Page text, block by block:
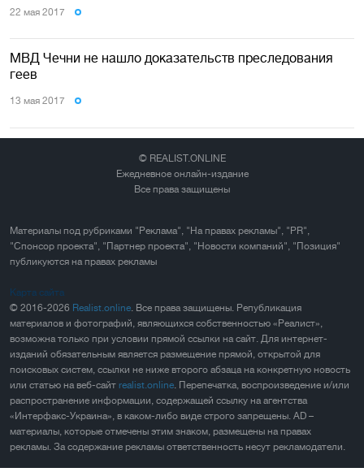
22 мая 2017
МВД Чечни не нашло доказательств преследования
геев
13 мая 2017
© REALIST.ONLINE
Ежедневное онлайн-издание
Все права защищены
Материалы под рубриками "Реклама", "На правах рекламы", "PR",
"Спонсор проекта", "Партнер проекта", "Новости компаний", "Позиция"
публикуются на правах рекламы
Карта сайта
© 2016-2026 Realist.online . Все права защищены. Републикация
материалов и фотографий, являющихся собственностью «Реалист»,
возможна только при условии прямой ссылки на сайт. Для интернет-
изданий обязательным является размещение прямой, открытой для
поисковых систем, ссылки не ниже второго абзаца на конкретную новость
или статью на веб-сайт realist.online . Перепечатка, воспроизведение и/или
распространение информации, содержащей ссылку на агентства
«Интерфакс-Украина», в каком-либо виде строго запрещены. AD –
материалы, которые отмечены этим знаком, размещены на правах
рекламы. За содержание рекламы ответственность несут рекламодатели.